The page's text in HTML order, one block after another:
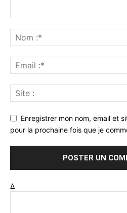
Enregistrer mon nom, email et
pour la prochaine fois que je
Δ